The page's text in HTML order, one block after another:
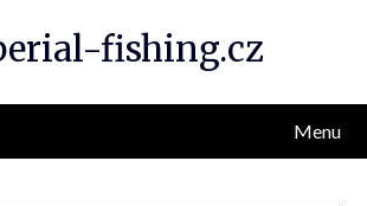
fishing.cz
Menu